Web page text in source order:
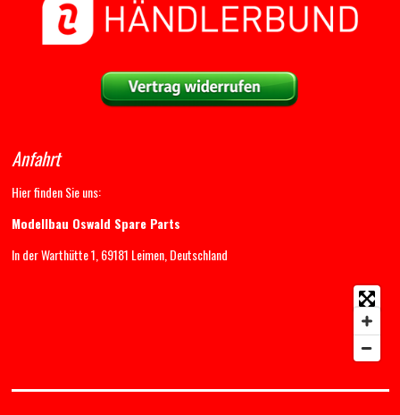
Anfahrt
Hier finden Sie uns:
Modellbau Oswald Spare Parts
In der Warthütte 1, 69181 Leimen, Deutschland